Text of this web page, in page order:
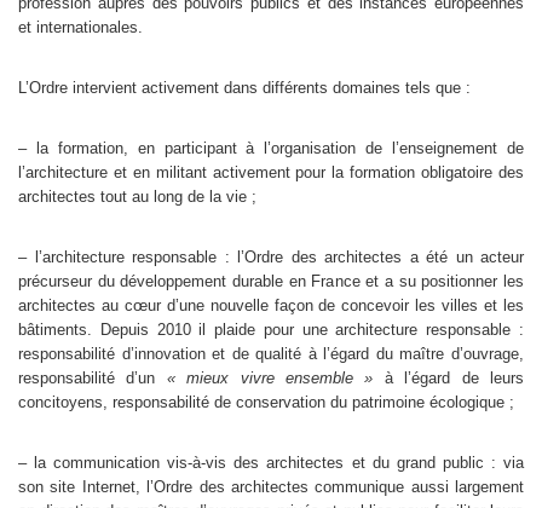
et internationales.
L’Ordre intervient activement dans différents domaines tels que :
– la formation, en participant à l’organisation de l’enseignement de
l’architecture et en militant activement pour la formation obligatoire des
architectes tout au long de la vie ;
– l’architecture responsable : l’Ordre des architectes a été un acteur
précurseur du développement durable en France et a su positionner les
architectes au cœur d’une nouvelle façon de concevoir les villes et les
bâtiments. Depuis 2010 il plaide pour une architecture responsable :
responsabilité d’innovation et de qualité à l’égard du maître d’ouvrage,
responsabilité d’un « mieux vivre ensemble » à l’égard de leurs
concitoyens, responsabilité de conservation du patrimoine écologique ;
– la communication vis-à-vis des architectes et du grand public : via
son site Internet, l’Ordre des architectes communique aussi largement